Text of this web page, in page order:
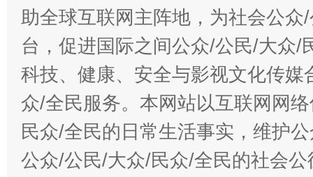
助全球互联网主阵地，为社会公
台，促进国际之间公众/公民/大众/
科技、健康、安全与影视文化传
众/全民服务。本网站以互联网网
民众/全民的日常生活事实，维护
公众/公民/大众/民众/全民的社会公